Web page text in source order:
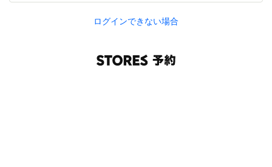
ログインできない場合